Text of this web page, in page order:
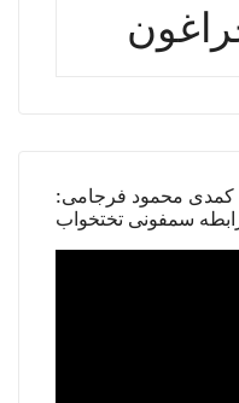
کمدی محمود فرجامی:
سمفونی تختخواب